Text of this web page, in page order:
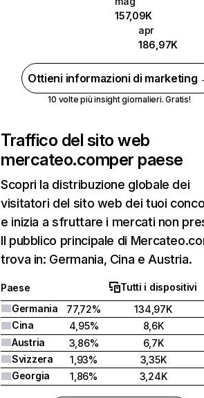
157,09K
apr
186,97K
Ottieni informazioni di marketing
10 volte più insight giornalieri. Gratis!
Traffico del sito web
mercateo.comper paese
Scopri la distribuzione globale dei
visitatori del sito web dei tuoi
e inizia a sfruttare i mercati non
Il pubblico principale di
trova in: Germania, Cina e Austria.
Paese
Tutti i dispositivi
Germania
77,72%
134,97K
Cina
4,95%
8,6K
Austria
3,86%
6,7K
Svizzera
1,93%
3,35K
Georgia
1,86% 3,24K